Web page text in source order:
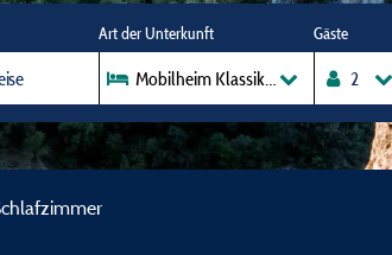
Art der Unterkunft
Mobilheim Klassik - 2 Schlafzimmer
Gäste